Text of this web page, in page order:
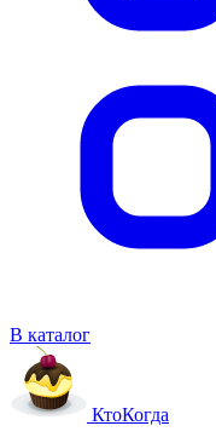
В каталог
КтоКогда